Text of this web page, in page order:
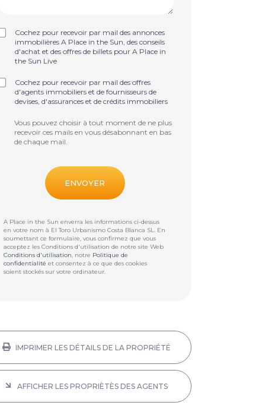
Cochez pour recevoir par mail des annonces
immobilières A Place in the Sun, des conseils
d'achat et des offres de billets pour A Place in
the Sun Live
Cochez pour recevoir par mail des offres
d'agents immobiliers et de fournisseurs de
devises, d'assurances et de crédits immobiliers
Vous pouvez choisir à tout moment de ne plus
recevoir ces mails en vous désabonnant en bas
de chaque mail.
A Place in the Sun enverra les informations ci-dessus
en votre nom à El Toro Urbanismo Costa Blanca SL. En
soumettant ce formulaire, vous confirmez que vous
acceptez les Conditions d'utilisation de notre site Web
Conditions d'utilisation, notre Politique de
confidentialité et consentez à ce que des cookies
soient stockés sur votre ordinateur.
IMPRIMER LES DÉTAILS DE LA PROPRIÉTÉ
AFFICHER LES PROPRIÈTÈS DES AGENTS